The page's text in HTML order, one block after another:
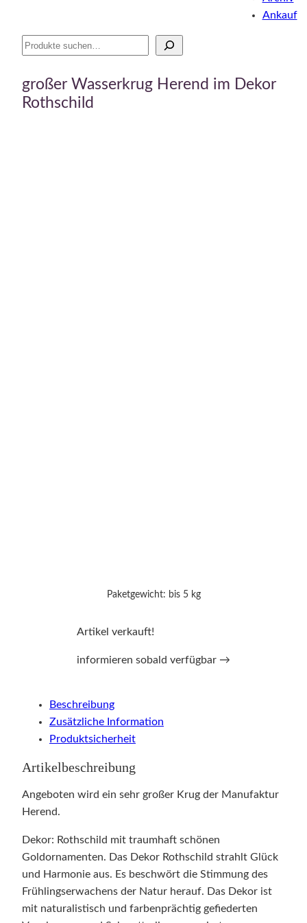
Suche
Ankauf
großer Wasserkrug Herend im Dekor
Rothschild
Paketgewicht: bis 5 kg
Artikel verkauft!
informieren sobald verfügbar →
Beschreibung
Zusätzliche Information
Produktsicherheit
Artikelbeschreibung
Angeboten wird ein sehr großer Krug der Manufaktur
Herend.
Dekor: Rothschild mit traumhaft schönen
Goldornamenten. Das Dekor Rothschild strahlt Glück
und Harmonie aus. Es beschwört die Stimmung des
Frühlingserwachens der Natur herauf. Das Dekor ist
mit naturalistisch und farbenprächtig gefiederten